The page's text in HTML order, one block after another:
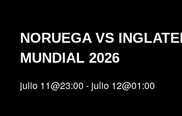
NORUEGA VS
MUNDIAL 2026
julio 11@23:00 - julio 12@01:00